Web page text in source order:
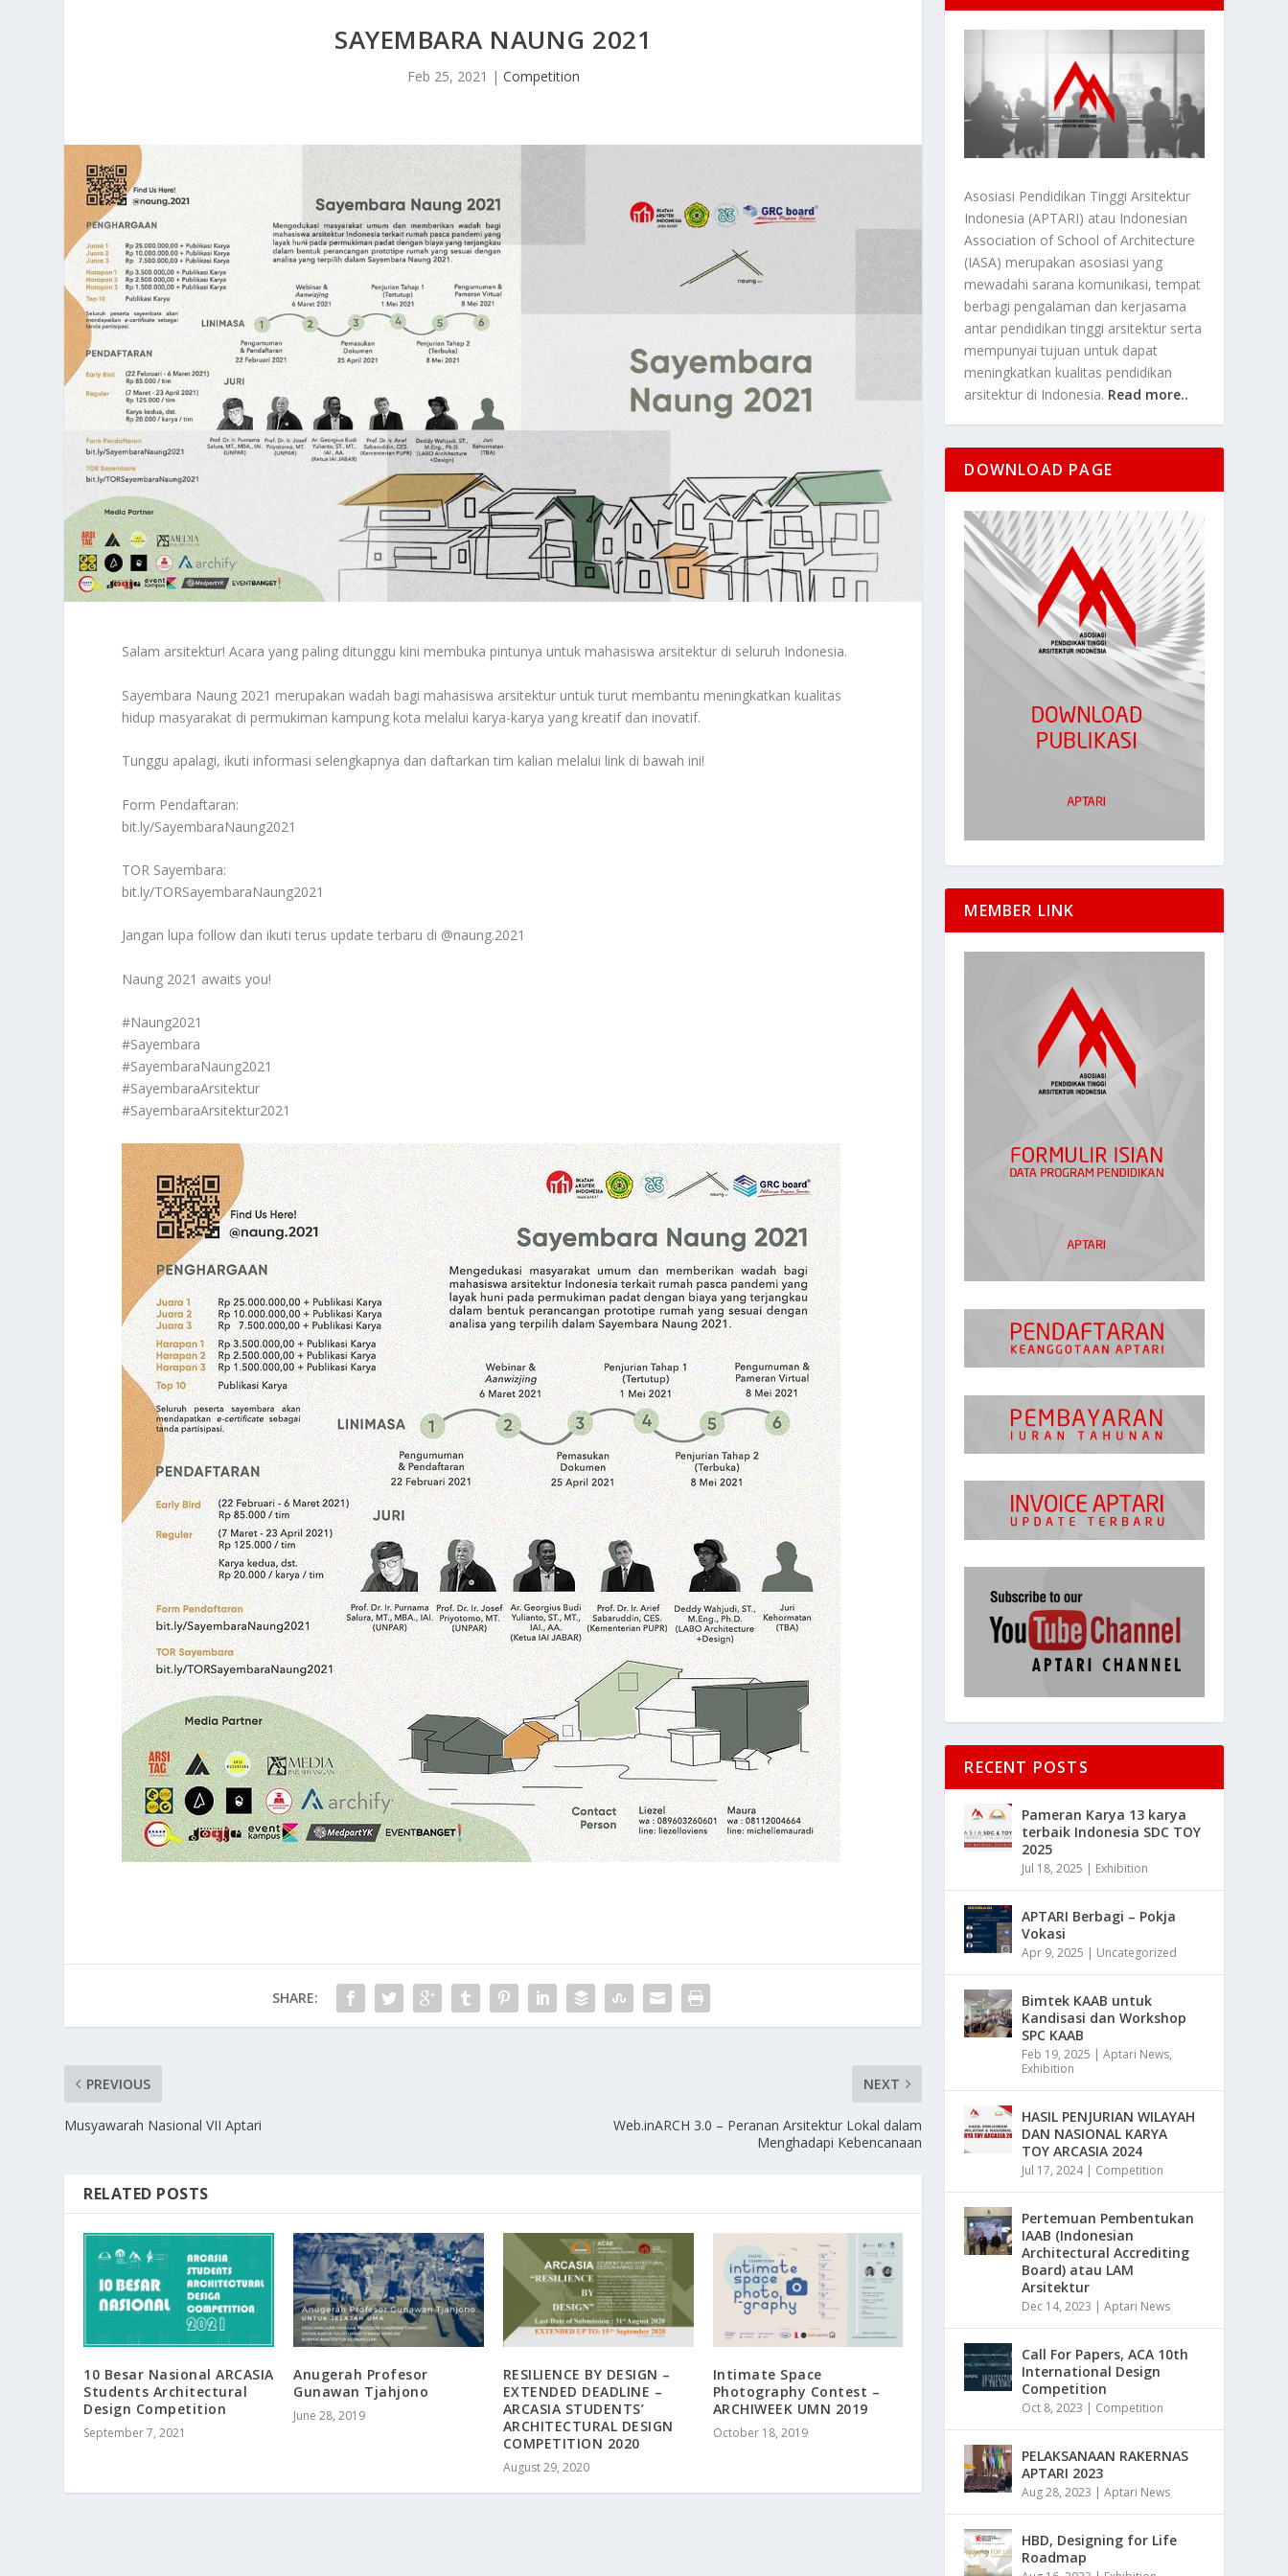
SAYEMBARA NAUNG 2021
Feb 25, 2021 | Competition
Salam arsitektur! Acara yang paling ditunggu kini membuka pintunya untuk mahasiswa arsitektur di seluruh Indonesia.
Sayembara Naung 2021 merupakan wadah bagi mahasiswa arsitektur untuk turut membantu meningkatkan kualitas
hidup masyarakat di permukiman kampung kota melalui karya-karya yang kreatif dan inovatif.
Tunggu apalagi, ikuti informasi selengkapnya dan daftarkan tim kalian melalui link di bawah ini!
Form Pendaftaran:
bit.ly/SayembaraNaung2021
TOR Sayembara:
bit.ly/TORSayembaraNaung2021
Jangan lupa follow dan ikuti terus update terbaru di @naung.2021
Naung 2021 awaits you!
#Naung2021
#Sayembara
#SayembaraNaung2021
#SayembaraArsitektur
#SayembaraArsitektur2021
SHARE:
PREVIOUS
Musyawarah Nasional VII Aptari
NEXT
Web.inARCH 3.0 – Peranan Arsitektur Lokal dalam
Menghadapi Kebencanaan
RELATED POSTS
10 Besar Nasional ARCASIA
Students Architectural
Design Competition
September 7, 2021
Anugerah Profesor
Gunawan Tjahjono
June 28, 2019
RESILIENCE BY DESIGN –
EXTENDED DEADLINE –
ARCASIA STUDENTS’
ARCHITECTURAL DESIGN
COMPETITION 2020
August 29, 2020
Intimate Space
Photography Contest –
ARCHIWEEK UMN 2019
October 18, 2019
Asosiasi Pendidikan Tinggi Arsitektur
Indonesia (APTARI) atau Indonesian
Association of School of Architecture
(IASA) merupakan asosiasi yang
mewadahi sarana komunikasi, tempat
berbagi pengalaman dan kerjasama
antar pendidikan tinggi arsitektur serta
mempunyai tujuan untuk dapat
meningkatkan kualitas pendidikan
arsitektur di Indonesia. Read more..
DOWNLOAD PAGE
MEMBER LINK
RECENT POSTS
Pameran Karya 13 karya
terbaik Indonesia SDC TOY
2025
Jul 18, 2025 | Exhibition
APTARI Berbagi – Pokja
Vokasi
Apr 9, 2025 | Uncategorized
Bimtek KAAB untuk
Kandisasi dan Workshop
SPC KAAB
Feb 19, 2025 |Aptari News,
Exhibition
HASIL PENJURIAN WILAYAH
DAN NASIONAL KARYA
TOY ARCASIA 2024
Jul 17, 2024| Competition
Pertemuan Pembentukan
IAAB (Indonesian
Architectural Accrediting
Board) atau LAM
Arsitektur
Dec 14, 2023 |Aptari News
Call For Papers, ACA 10th
International Design
Competition
Oct 8, 2023 | Competition
PELAKSANAAN RAKERNAS
APTARI 2023
Aug 28, 2023 |Aptari News
HBD, Designing for Life
Roadmap